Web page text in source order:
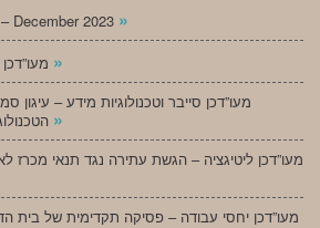
December 2023 »
»
מעו”דכן סייבר וטכנולוגיות מידע – עיגון
»
מעו”דכן ליטיגציה – הגשת עתירה נגד תנאי
מעו”דכן יחסי עבודה – פסיקה תקדימית של בית